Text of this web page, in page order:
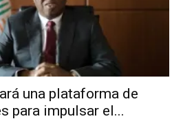
una plataforma de
para impulsar el...